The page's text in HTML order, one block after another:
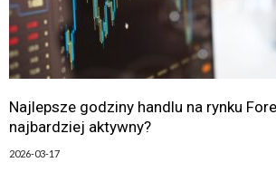
Najlepsze godziny handlu na rynku
najbardziej aktywny?
2026-03-17